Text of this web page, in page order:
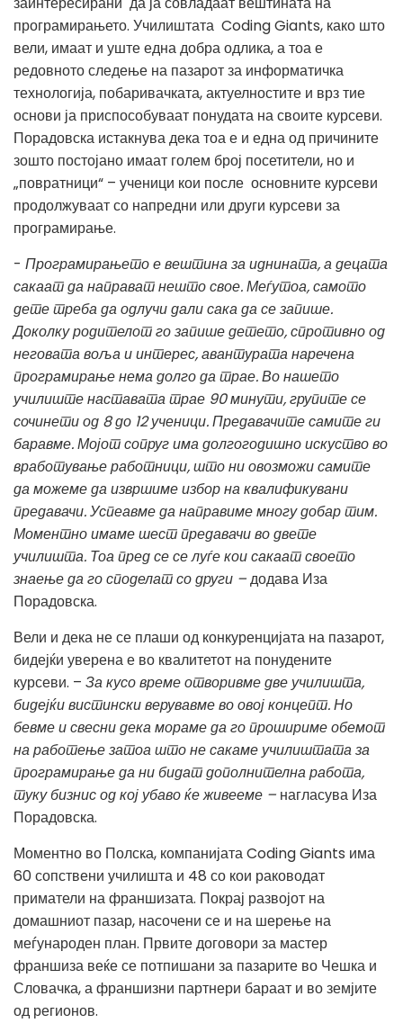
програмирањето. Училиштата Coding Giants, како што
вели, имаат и уште една добра одлика, а тоа е
редовното следење на пазарот за информатичка
технологија, побаривачката, актуелностите и врз тие
основи ја приспособуваат понудата на своите курсеви.
Порадовска истакнува дека тоа е и една од причините
зошто постојано имаат голем број посетители, но и
„повратници“ – ученици кои после основните курсеви
продолжуваат со напредни или други курсеви за
програмирање.
- Програмирањето е вештина за иднината, а децата
сакаат да направат нешто свое. Меѓутоа, самото
дете треба да одлучи дали сака да се запише.
Доколку родителот го запише детето, спротивно од
неговата воља и интерес, авантурата наречена
програмирање нема долго да трае. Во нашето
училиште наставата трае 90 минути, групите се
сочинети од 8 до 12 ученици. Предавачите самите ги
баравме. Мојот сопруг има долгогодишно искуство во
вработување работници, што ни овозможи самите
да можеме да извршиме избор на квалификувани
предавачи. Успеавме да направиме многу добар тим.
Моментно имаме шест предавачи во двете
училишта. Тоа пред се се луѓе кои сакаат своето
знаење да го споделат со други –додава Иза
Порадовска.
Вели и дека не се плаши од конкуренцијата на пазарот,
бидејќи уверена е во квалитетот на понудените
курсеви. – За кусо време отворивме две училишта,
бидејќи вистински верувавме во овој концепт. Но
бевме и свесни дека мораме да го прошириме обемот
на работење затоа што не сакаме училиштата за
програмирање да ни бидат дополнителна работа,
туку бизнис од кој убаво ќе живееме – нагласува Иза
Порадовска.
Моментно во Полска, компанијата Coding Giants има
60 сопствени училишта и 48 со кои раководат
приматели на франшизата. Покрај развојот на
домашниот пазар, насочени се и на шерење на
меѓународен план. Првите договори за мастер
франшиза веќе се потпишани за пазарите во Чешка и
Словачка, а франшизни партнери бараат и во земјите
од регионов.